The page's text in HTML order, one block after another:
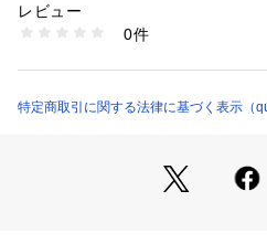
フラットサンダルやスニーカーで
らしい大人の万能アイテムです。
洗濯：手洗い可
※詳しい洗濯方法については、商品の品
32520090001 （ショップ）
レビュー
0件
特定商取引に関する法律に基づく表示（